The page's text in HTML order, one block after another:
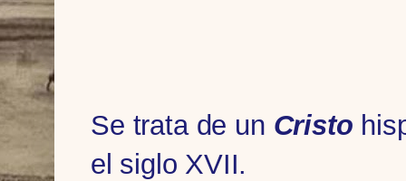
Se trata de un Cristo
el siglo XVII.